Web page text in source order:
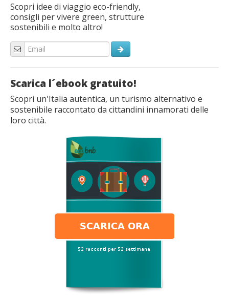
Scopri idee di viaggio eco-friendly,
consigli per vivere green, strutture
sostenibili e molto altro!
Scarica l´ebook gratuito!
Scopri un'Italia autentica, un turismo alternativo e
sostenibile raccontato da cittandini innamorati delle
loro città.